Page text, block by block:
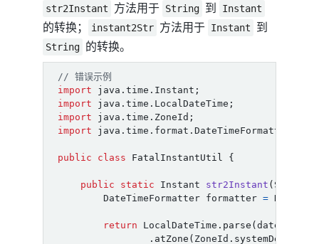
str2Instant 方法用于 String 到 Instant
的转换； instant2Str 方法用于 Instant 到
String 的转换。
// 错误示例
import
java.time.Instant ;
import
java.time.LocalDateTime ;
import
java.time.ZoneId ;
import
java.time.format.DateTimeFormatter
public class FatalInstantUtil {
public static Instant str2Instant ( String
DateTimeFormatter formatter =
return LocalDateTime . parse ( dateTimeStr
. atZone ( ZoneId . systemDefault